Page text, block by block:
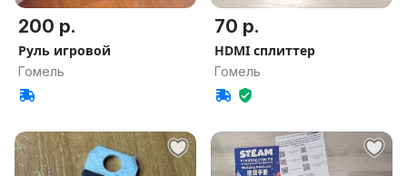
200 р.
Руль игровой
Гомель
70 р.
HDMI сплиттер
Гомель